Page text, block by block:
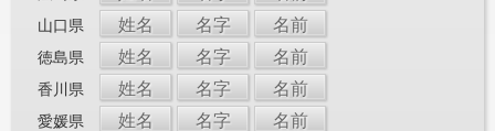
山口県 姓名 名字 名前
徳島県 姓名 名字 名前
香川県 姓名 名字 名前
愛媛県 姓名 名字 名前